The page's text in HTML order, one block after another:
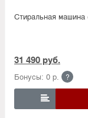
Стиральная машина
31 490 руб.
Бонусы: 0 р. ?
